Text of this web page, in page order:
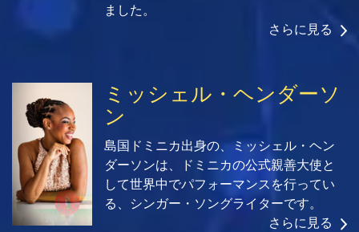
ました。
さらに見る
ミッシェル・ヘンダーソ
ン
島国ドミニカ出身の、ミッシェル・ヘン
ダーソンは、ドミニカの公式親善大使と
して世界中でパフォーマンスを行ってい
る、シンガー・ソングライターです。
さらに見る